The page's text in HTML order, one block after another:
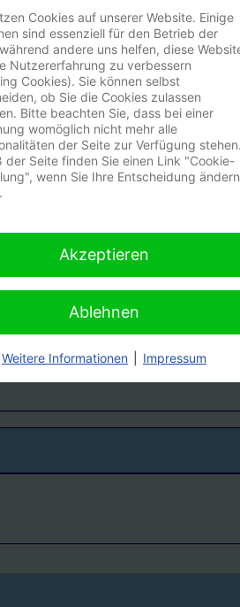
mit guter
auch, auf was ihr Hund im
genaue Beobachter und
Cookies auf unserer Website. Einige
sind essenziell für den Betrieb der
andere uns helfen, diese
Nutzererfahrung zu verbessern
Cookies). Sie können selbst
ob Sie die Cookies zulassen
Bitte beachten Sie, dass bei einer
womöglich nicht mehr alle
der Seite zur Verfügung stehen.
der Seite finden Sie einen Link "Cookie-
wenn Sie Ihre Entscheidung ändern
Akzeptieren
Ablehnen
Weitere Informationen Impressum